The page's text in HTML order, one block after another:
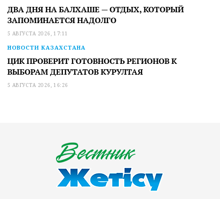
ДВА ДНЯ НА БАЛХАШЕ — ОТДЫХ, КОТОРЫЙ
ЗАПОМИНАЕТСЯ НАДОЛГО
5 АВГУСТА 2026, 17:11
НОВОСТИ КАЗАХСТАНА
ЦИК ПРОВЕРИТ ГОТОВНОСТЬ РЕГИОНОВ К
ВЫБОРАМ ДЕПУТАТОВ КУРУЛТАЯ
5 АВГУСТА 2026, 16:26